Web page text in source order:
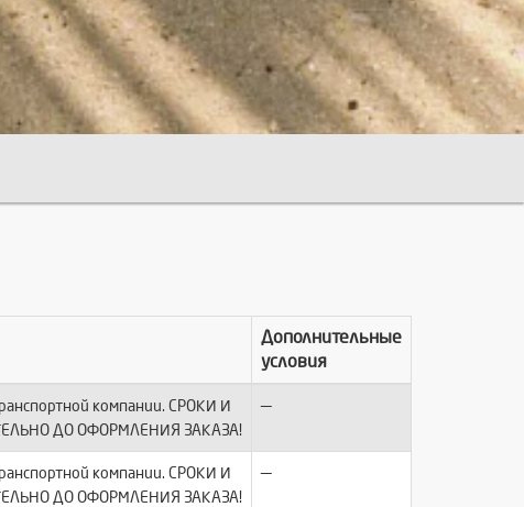
Дополнительные
условия
компании. СРОКИ И
ДО ОФОРМЛЕНИЯ ЗАКАЗА!
—
компании. СРОКИ И
ДО ОФОРМЛЕНИЯ ЗАКАЗА!
—